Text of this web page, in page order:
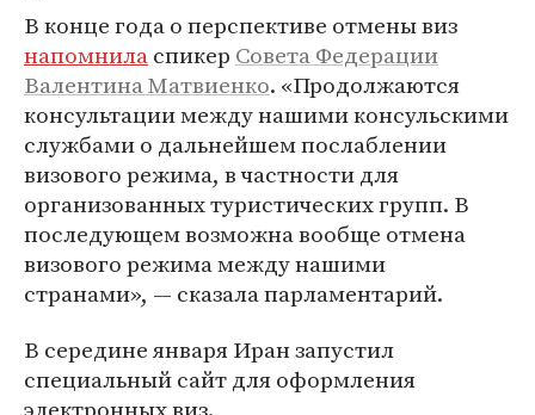
В конце года о перспективе отмены виз
напомниласпикер Совета Федерации
Валентина Матвиенко. «Продолжаются
консультации между нашими консульскими
службами о дальнейшем послаблении
визового режима, в частности для
организованных туристических групп. В
последующем возможна вообще отмена
визового режима между нашими
странами», — сказала парламентарий.
В середине января Иран запустил
специальный сайт для оформления